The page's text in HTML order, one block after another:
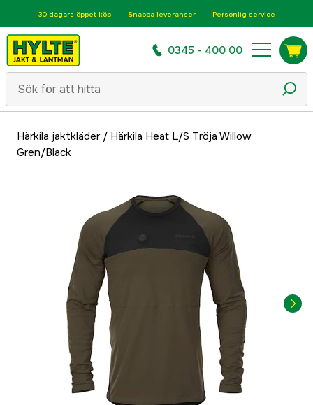
30 dagars öppet köp Snabba leveranser Personlig service
0345 - 400 00
Härkila jaktkläder/ Härkila Heat L/S Tröja Willow
Gren/Black